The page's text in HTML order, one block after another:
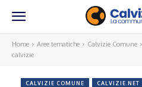
Home Aree tematiche Calvizie Comune
calvizie
CALVIZIE COMUNE CALVIZIE.NET